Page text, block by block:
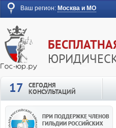
Ваш регион: Москва и МО
17
СЕГОДНЯ
КОНСУЛЬТАЦИЙ